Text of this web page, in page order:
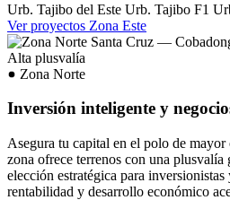
Urb. Tajibo del Este Urb. Tajibo F1
Ver proyectos Zona Este
Alta plusvalía
Zona Norte
Inversión inteligente y
Asegura tu capital en el polo de
zona ofrece terrenos con una plusvalía
elección estratégica para
rentabilidad y desarrollo económico